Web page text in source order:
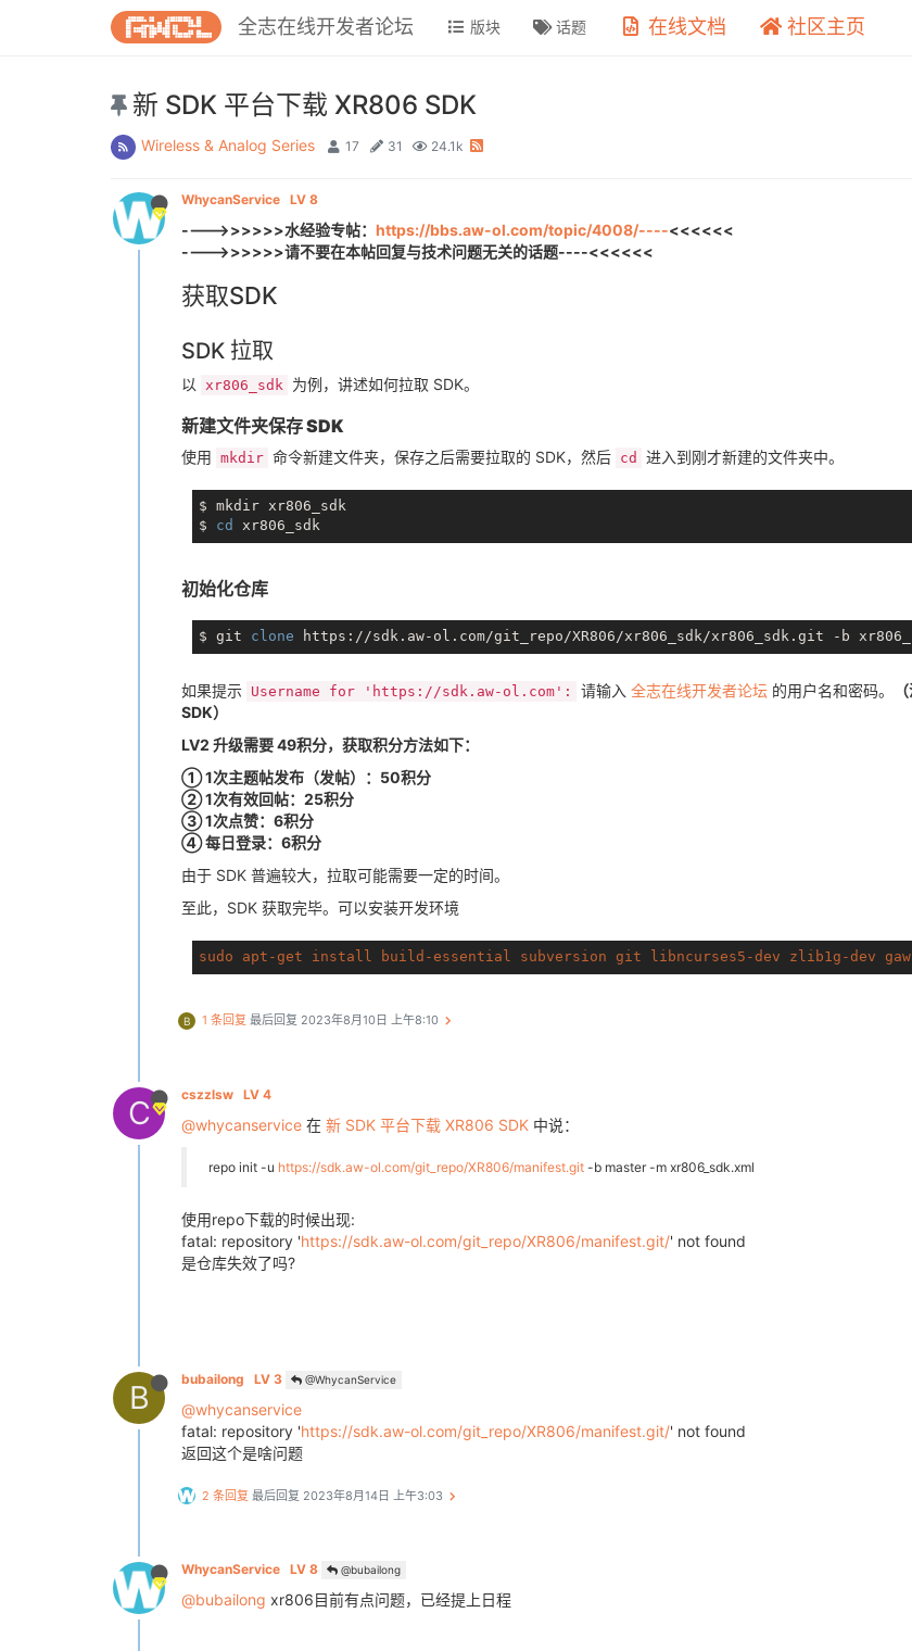
全志在线开发者论坛 版块 话题 在线文档 社区主页
新 SDK 平台下载 XR806 SDK
Wireless & Analog Series 17 31 24.1k
WhycanService LV 8
---->>>>>>水经验专帖： https://bbs.aw-ol.com/topic/4008/----<<<<<<
---->>>>>>请不要在本帖回复与技术问题无关的话题----<<<<<<
获取SDK
SDK 拉取
以 xr806_sdk 为例，讲述如何拉取 SDK。
新建文件夹保存 SDK
使用 mkdir 命令新建文件夹，保存之后需要拉取的 SDK，然后 cd 进入到刚才新建的文件夹中。
$ mkdir xr806_sdk
$ cd
初始化仓库
$ git clone
如果提示 Username for 'https://sdk.aw-ol.com': 请输入 全志在线开发者论坛 的用户名和密码。
SDK）
LV2 升级需要 49积分，获取积分方法如下：
① 1次主题帖发布（发帖）：50积分
② 1次有效回帖：25积分
③ 1次点赞：6积分
④ 每日登录：6积分
由于 SDK 普遍较大，拉取可能需要一定的时间。
至此，SDK 获取完毕。可以安装开发环境
sudo apt-get install build-essential subversion git libncurses5-dev zlib1g-dev
B 1 条回复 最后回复 2023年8月10日 上午8:10
C cszzlsw LV 4
@whycanservice 在 新 SDK 平台下载 XR806 SDK 中说：
repo init -u https://sdk.aw-ol.com/git_repo/XR806/manifest.git -b master -m xr806_sdk.xml
使用repo下载的时候出现:
fatal: repository 'https://sdk.aw-ol.com/git_repo/XR806/manifest.git/' not found
是仓库失效了吗?
B bubailong LV 3 @WhycanService
@whycanservice
fatal: repository 'https://sdk.aw-ol.com/git_repo/XR806/manifest.git/' not found
返回这个是啥问题
2 条回复 最后回复 2023年8月14日 上午3:03
WhycanService LV 8 @bubailong
@bubailong xr806目前有点问题，已经提上日程